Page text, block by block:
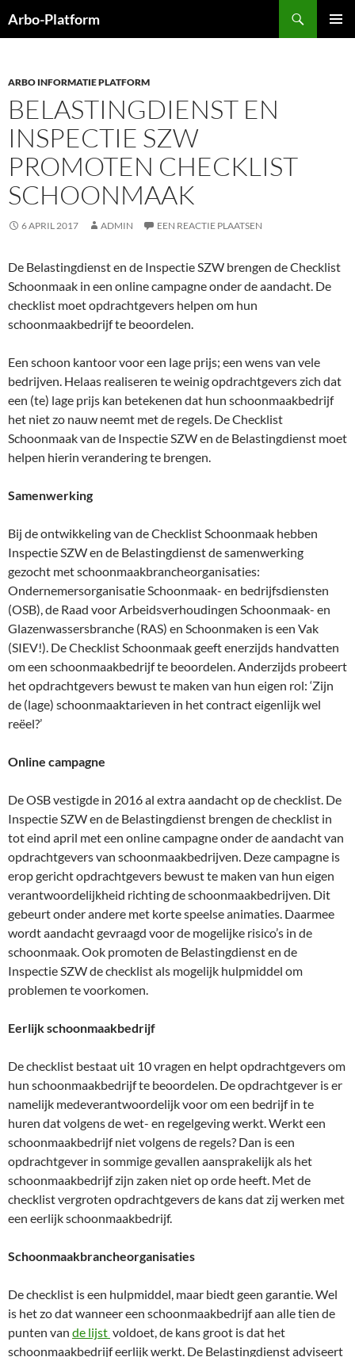
naar
Arbo-Platform
ARBO INFORMATIE PLATFORM
BELASTINGDIENST EN
INSPECTIE SZW
PROMOTEN CHECKLIST
SCHOONMAAK
6 APRIL 2017 ADMIN EEN REACTIE PLAATSEN
De Belastingdienst en de Inspectie SZW brengen de Checklist
Schoonmaak in een online campagne onder de aandacht. De
checklist moet opdrachtgevers helpen om hun
schoonmaakbedrijf te beoordelen.
Een schoon kantoor voor een lage prijs; een wens van vele
bedrijven. Helaas realiseren te weinig opdrachtgevers zich dat
een (te) lage prijs kan betekenen dat hun schoonmaakbedrijf
het niet zo nauw neemt met de regels. De Checklist
Schoonmaak van de Inspectie SZW en de Belastingdienst moet
helpen hierin verandering te brengen.
Samenwerking
Bij de ontwikkeling van de Checklist Schoonmaak hebben
Inspectie SZW en de Belastingdienst de samenwerking
gezocht met schoonmaakbrancheorganisaties:
Ondernemersorganisatie Schoonmaak- en bedrijfsdiensten
(OSB), de Raad voor Arbeidsverhoudingen Schoonmaak- en
Glazenwassersbranche (RAS) en Schoonmaken is een Vak
(SIEV!). De Checklist Schoonmaak geeft enerzijds handvatten
om een schoonmaakbedrijf te beoordelen. Anderzijds probeert
het opdrachtgevers bewust te maken van hun eigen rol: ‘Zijn
de (lage) schoonmaaktarieven in het contract eigenlijk wel
reëel?’
Online campagne
De OSB vestigde in 2016 al extra aandacht op de checklist. De
Inspectie SZW en de Belastingdienst brengen de checklist in
tot eind april met een online campagne onder de aandacht van
opdrachtgevers van schoonmaakbedrijven. Deze campagne is
erop gericht opdrachtgevers bewust te maken van hun eigen
verantwoordelijkheid richting de schoonmaakbedrijven. Dit
gebeurt onder andere met korte speelse animaties. Daarmee
wordt aandacht gevraagd voor de mogelijke risico’s in de
schoonmaak. Ook promoten de Belastingdienst en de
Inspectie SZW de checklist als mogelijk hulpmiddel om
problemen te voorkomen.
Eerlijk schoonmaakbedrijf
De checklist bestaat uit 10 vragen en helpt opdrachtgevers om
hun schoonmaakbedrijf te beoordelen. De opdrachtgever is er
namelijk medeverantwoordelijk voor om een bedrijf in te
huren dat volgens de wet- en regelgeving werkt. Werkt een
schoonmaakbedrijf niet volgens de regels? Dan is een
opdrachtgever in sommige gevallen aansprakelijk als het
schoonmaakbedrijf zijn zaken niet op orde heeft. Met de
checklist vergroten opdrachtgevers de kans dat zij werken met
een eerlijk schoonmaakbedrijf.
Schoonmaakbrancheorganisaties
De checklist is een hulpmiddel, maar biedt geen garantie. Wel
is het zo dat wanneer een schoonmaakbedrijf aan alle tien de
punten van de lijst voldoet, de kans groot is dat het
schoonmaakbedrijf eerlijk werkt. De Belastingdienst adviseert